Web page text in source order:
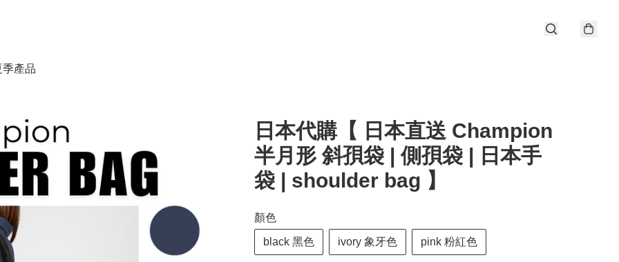
產品
日本代購【 日本直送 Champion
半月形 斜孭袋 | 側孭袋 | 日本手
袋 | shoulder bag 】
顏色
black 黑色 ivory 象牙色 pink 粉紅色